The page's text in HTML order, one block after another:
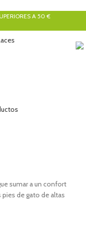
A 50 €
sumar a un confort
de gato de altas